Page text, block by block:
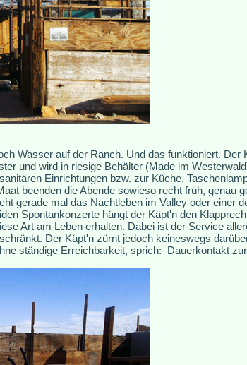
Wasser auf der Ranch. Und das funktioniert. Der
und wird in riesige Behälter (Made im
Einrichtungen bzw. zur Küche.
beenden die Abende sowieso recht früh, genau
gerade mal das Nachtleben im Valley oder einer
Spontankonzerte hängt der Käpt'n den
Art am Leben erhalten. Dabei ist der Service
Der Käpt'n zürnt jedoch keineswegs
ständige Erreichbarkeit, sprich: Dauerkontakt